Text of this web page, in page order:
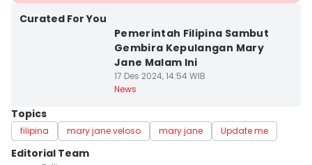
Curated For You
Pemerintah Filipina Sambut
Gembira Kepulangan Mary
Jane Malam Ini
17 Des 2024, 14:54 WIB
News
Topics
filipina mary jane veloso mary jane Update me
Editorial Team